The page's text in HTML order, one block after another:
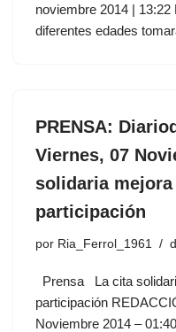
noviembre 2014 |
diferentes edades
PRENSA:
Viernes, 07
solidaria
participación
por Ria_Ferrol_1961
Prensa La cita
participación
Noviembre 2014 –